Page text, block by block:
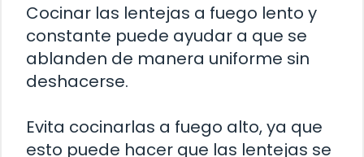
Cocinar las lentejas a fuego lento y
constante puede ayudar a que se
ablanden de manera uniforme sin
deshacerse.
Evita cocinarlas a fuego alto, ya que
esto puede hacer que las lentejas se